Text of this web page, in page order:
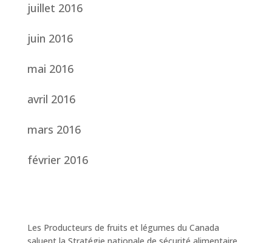
juillet 2016
juin 2016
mai 2016
avril 2016
mars 2016
février 2016
Les Producteurs de fruits et légumes du Canada